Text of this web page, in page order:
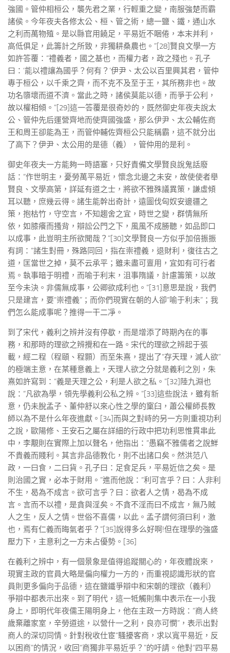
強國。管仲相桓公，襲先君之業，行輕重之變，南服強楚而霸
諸侯。今年夜夫各修太公、桓、管之術，總一鹽、鐵，通山水
之利而萬物殖。是以縣官用饒足，平易近不睏倦，本末并利，
高低俱足，此籌計之所致，非獨耕桑農也。”[28]賢良文學一方
如許答覆：“禮義者，國之基也，而權力者，政之殘也。孔子
曰：‘能以禮讓為國乎？何有？’伊尹、太公以百里興其君，管仲
專于桓公，以千乘之齊，而不克不及至于王，其所務非也。故
功名隳壞而道不濟。當此之時，諸侯莫能以德，而爭于公利，
故以權相傾。”[29]這一答覆是很奇妙的，既然御史年夜夫說太
公、管仲先后運營齊地而使齊國強盛，那么伊尹、太公輔佐商
王和周王卻能為王，而管仲輔佐齊桓公只能稱霸，這不就分出
了高下？伊尹、太公用的是德（義），管仲用的是利。
御史年夜夫一方能夠一時語塞，只好責備文學賢良說鬼話廢
話：“作世明主，憂勞萬平易近，懷念北邊之未安，故使使者舉
賢良、文學高第，詳延有道之士，將欲不雅殊議異策，謙虛傾
耳以聽，庶幾云得。諸生能幹出奇計，遠圖伐匈奴安邊疆之
策，抱枯竹，守空言，不知趨舍之宜，時世之變，群情無所
依，如膝癢而搔背，辯訟公門之下，風風不成勝聽，如品即口
以成事，此豈明主所欲聞哉？”[30]文學賢良一方似乎加倍振振
有詞：“諸生對冊，殊路同回，指在崇禮義，退財利，復往古之
道，匡當世之掉，莫不云承平；雖未盡可亶用，宜如有可行者
焉。執事暗于明禮，而喻于利末，沮事隋議，計慮籌策，以故
至今未決。非儒無成事，公卿欲成利也。”[31]意思是說，我們
只是建言，要“崇禮義”；而你們現實在朝的人卻“喻于利未”；我
們怎么能成事呢？推得一干二凈。
到了宋代，義利之辨并沒有停歇，而是增添了時期內在的事
務，和那時的理欲之辨攪和在一路。宋代的理欲之辨起于張
載，經二程（程頤、程顥）而至朱熹，提出了“存天理，滅人欲”
的極端主意，在某種意義上，天理人欲之分就是義利之別，朱
熹如許寫到：“義是天理之公，利是人欲之私。”[32]陸九淵也
說：“凡欲為學，領先學義利公私之辨。”[33]這些說法，雖有新
意，仍未脫孟子、董仲舒以來心性之學的窠臼，蕭公權師長教
師以為不是什么年夜進獻。[34]而與之對峙的另一方則重視功利
之說，歐陽修、王安石之屬在詳細的行政中把功利思惟貫串此
中，李覯則在實際上加以聲名，他指出：“愚竊不雅儒者之說鮮
不貴義而賤利。其言非品德教化，則不出諸口矣。然洪范八
政，一曰食，二曰貨。孔子曰：足食足兵，平易近信之矣。是
則治國之實，必本于財用。”進而他說：“利可言乎？曰：人非利
不生，曷為不成言。欲可言乎？曰：欲者人之情，曷為不成
言。言而不以禮，是貪與淫矣。不貪不淫而曰不成言，無乃賊
人之生，反人之情。世俗不喜儒，以此。孟子謂何須曰利，激
也，焉有仁義而晦氣者乎？”[35]說得多么好啊!但在理學的強盛
壓力下，主意利之一方未占優勢。[36]
在義利之辨中，有一個景象是值得追蹤關心的，年夜體說來，
現實主政的官員大略是偏向權力一方的，而重視認識形狀的官
員則更多偏向于品德，這在鹽鐵爭辯中和宋朝的理欲（義利）
爭辯中都表示出來。到了明代，這一牴觸則集中表示在一小我
身上，即明代年夜儒王陽明身上，他在主政一方時說：“商人終
歲棄離家室，辛勞道途，以營什一之利，良亦可憫”，表示出對
商人的深切同情。針對稅收仕宦“騷擾客商，求以寬平易近，反
以困商”的情況，收回“商獨非平易近乎？”的吁請。他對“四平易